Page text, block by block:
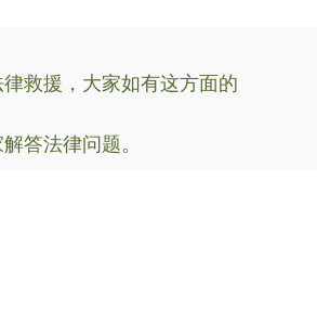
救援，大家如有这方面的
答法律问题。